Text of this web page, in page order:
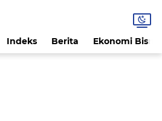
Indeks Berita Ekonomi Bisnis